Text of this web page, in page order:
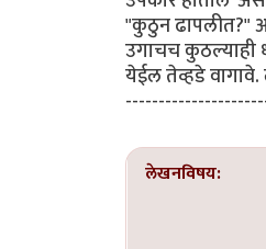
"कुठुन ढापलीत?"
उगाचच कुठल्याही
येईल तेव्हडे
लेखनविषय: